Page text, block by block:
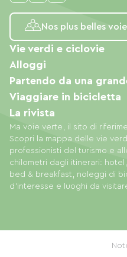
Nos plus belles
Ma voie verte, il sito di
Scopri la mappa delle vie
professionisti del turismo e
chilometri dagli itinerari:
bed & breakfast, noleggi di
d'interesse e luoghi da
Vie verdi e ciclovie
Alloggi
Partendo da una
Viaggiare in bicicletta
La rivista